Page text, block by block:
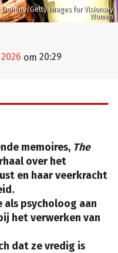
Doheny/Getty Images for Visionary
Women
om 20:29
memoires, The
over het
en haar veerkracht
als psycholoog aan
het verwerken van
dat ze vredig is